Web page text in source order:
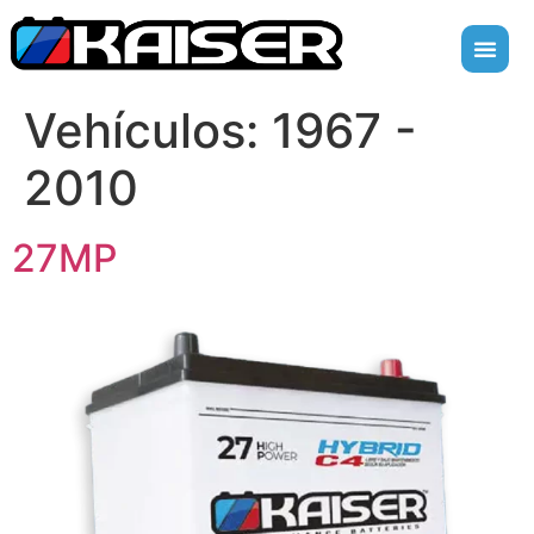
Vehículos: 1967 -
2010
27MP